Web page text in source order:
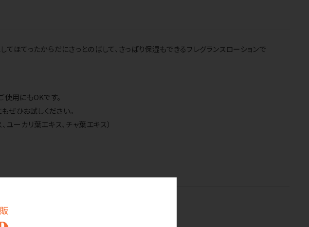
ほてったからだにさっとのばして、さっぱり保湿もできるフレグランスローションで
用にもOKです。
ぜひお試しください。
ーカリ葉エキス、チャ葉エキス）